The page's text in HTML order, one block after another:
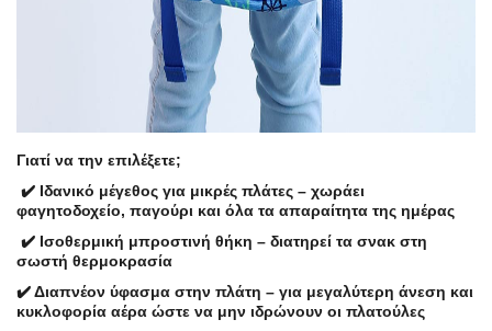
Γιατί να την επιλέξετε;
✔️ Ιδανικό μέγεθος για μικρές πλάτες – χωράει
φαγητοδοχείο, παγούρι και όλα τα απαραίτητα της ημέρας
✔️ Ισοθερμική μπροστινή θήκη – διατηρεί τα σνακ στη
σωστή θερμοκρασία
✔️ Διαπνέον ύφασμα στην πλάτη – για μεγαλύτερη άνεση και
κυκλοφορία αέρα ώστε να μην ιδρώνουν οι πλατούλες